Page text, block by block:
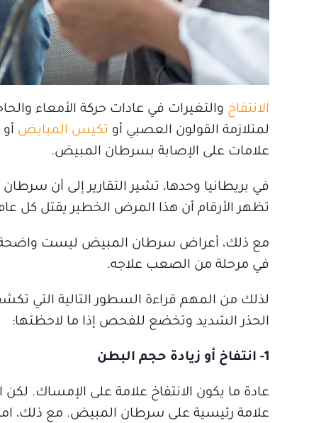
الانتفاخ والتغيرات في عادات حركة الأمعاء
لمتلازمة القولون العصبي أو تكيس المبايض
علامات على الإصابة بسرطان المبيض.
تظهر الأرقام أن هذا المرض الخطير يقتل كل
مع ذلك، أعراض سرطان المبيض ليست واضحة
في مرحلة من الصعب علاجه.
الحذر الشديد وتخضع للفحص إذا ما لاحظتها:
1- انتفاخ أو زيادة حجم البطن
عادة ما يكون الانتفاخ علامة على الإمساك.
علامة رئيسية على سرطان المبيض. مع ذلك،